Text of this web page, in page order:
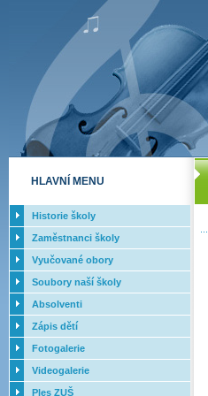
HLAVNÍ MENU
Historie školy
Zaměstnanci školy
Vyučované obory
Soubory naší školy
Absolventi
Zápis dětí
Fotogalerie
Videogalerie
Ples ZUŠ